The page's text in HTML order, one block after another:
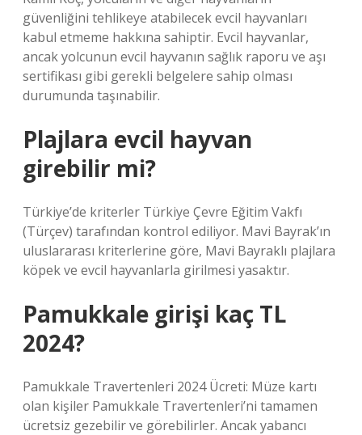
güvenliğini tehlikeye atabilecek evcil hayvanları
kabul etmeme hakkına sahiptir. Evcil hayvanlar,
ancak yolcunun evcil hayvanın sağlık raporu ve aşı
sertifikası gibi gerekli belgelere sahip olması
durumunda taşınabilir.
Plajlara evcil hayvan
girebilir mi?
Türkiye’de kriterler Türkiye Çevre Eğitim Vakfı
(Türçev) tarafından kontrol ediliyor. Mavi Bayrak’ın
uluslararası kriterlerine göre, Mavi Bayraklı plajlara
köpek ve evcil hayvanlarla girilmesi yasaktır.
Pamukkale girişi kaç TL
2024?
Pamukkale Travertenleri 2024 Ücreti: Müze kartı
olan kişiler Pamukkale Travertenleri’ni tamamen
ücretsiz gezebilir ve görebilirler. Ancak yabancı